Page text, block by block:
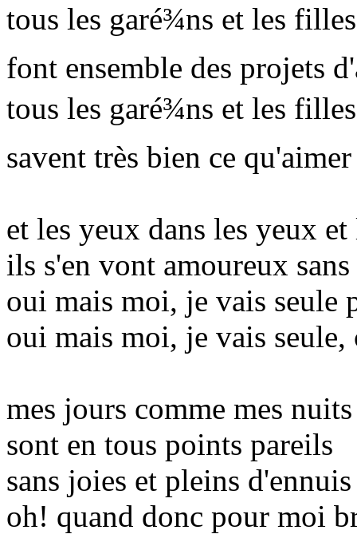
tous les garé¾ns et les filles
font ensemble des projets
tous les garé¾ns et les filles
savent très bien ce
et les yeux dans les yeux
ils s'en vont amoureux
oui mais moi, je vais seule
oui mais moi, je vais seule,
mes jours comme mes nuits
sont en tous points pareils
sans joies et pleins d'ennuis
oh! quand donc pour moi